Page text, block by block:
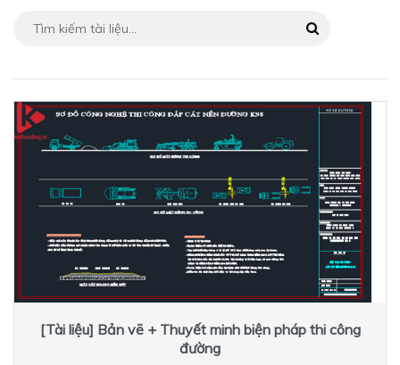
[Tài liệu] Bản vẽ + Thuyết minh biện pháp thi công
đường